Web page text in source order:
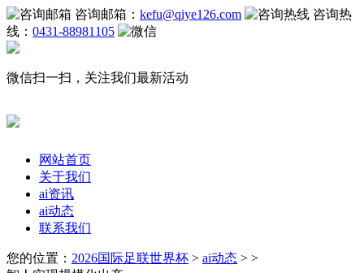
咨询邮箱： kefu@qiye126.com
咨询热
线： 0431-88981105
微信扫一扫，关注我们最新活动
网站首页
关于我们
ai资讯
ai动态
联系我们
您的位置： 2026国际足联世界杯 > ai动态 > >